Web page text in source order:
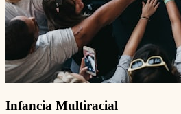
Infancia Multiracial